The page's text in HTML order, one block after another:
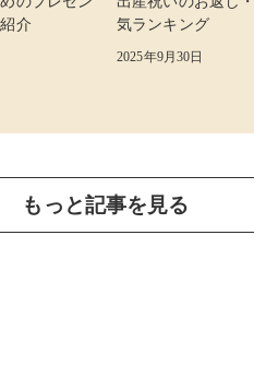
介
気ランキング
2025年9月30日
もっと記事を見る